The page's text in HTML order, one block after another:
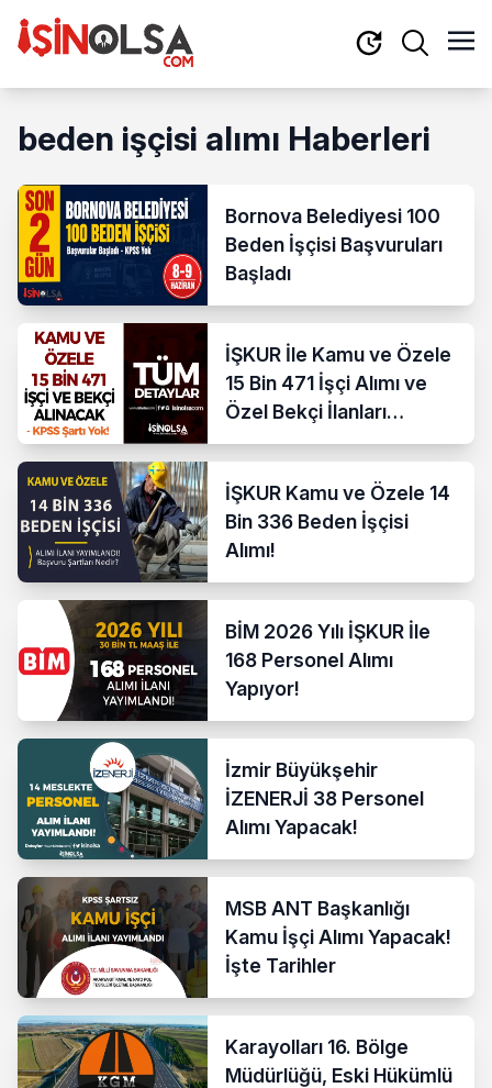
beden işçisi alımı Haberleri
Bornova Belediyesi 100
Beden İşçisi Başvuruları
Başladı
İŞKUR İle Kamu ve Özele
15 Bin 471 İşçi Alımı ve
Özel Bekçi İlanları
Yayımlandı
İŞKUR Kamu ve Özele 14
Bin 336 Beden İşçisi
Alımı!
BİM 2026 Yılı İŞKUR İle
168 Personel Alımı
Yapıyor!
İzmir Büyükşehir
İZENERJİ 38 Personel
Alımı Yapacak!
MSB ANT Başkanlığı
Kamu İşçi Alımı Yapacak!
İşte Tarihler
Karayolları 16. Bölge
Müdürlüğü, Eski Hükümlü